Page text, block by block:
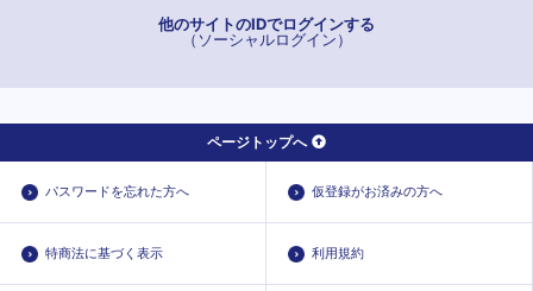
他のサイトのIDでログインする
（ソーシャルログイン）
ページトップへ
パスワードを忘れた方へ 仮登録がお済みの方へ
特商法に基づく表示 利用規約